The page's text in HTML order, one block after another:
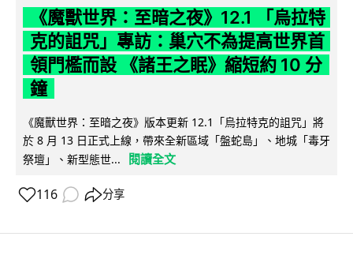
《魔獸世界：至暗之夜》12.1 「烏拉特
克的詛咒」專訪：巢穴不為提高世界首
領門檻而設 《諸王之眠》縮短約 10 分
鐘
《魔獸世界：至暗之夜》版本更新 12.1「烏拉特克的詛咒」將
於 8 月 13 日正式上線，帶來全新區域「盤蛇島」、地城「毒牙
祭壇」、新型態世...
閱讀全文
116 分享